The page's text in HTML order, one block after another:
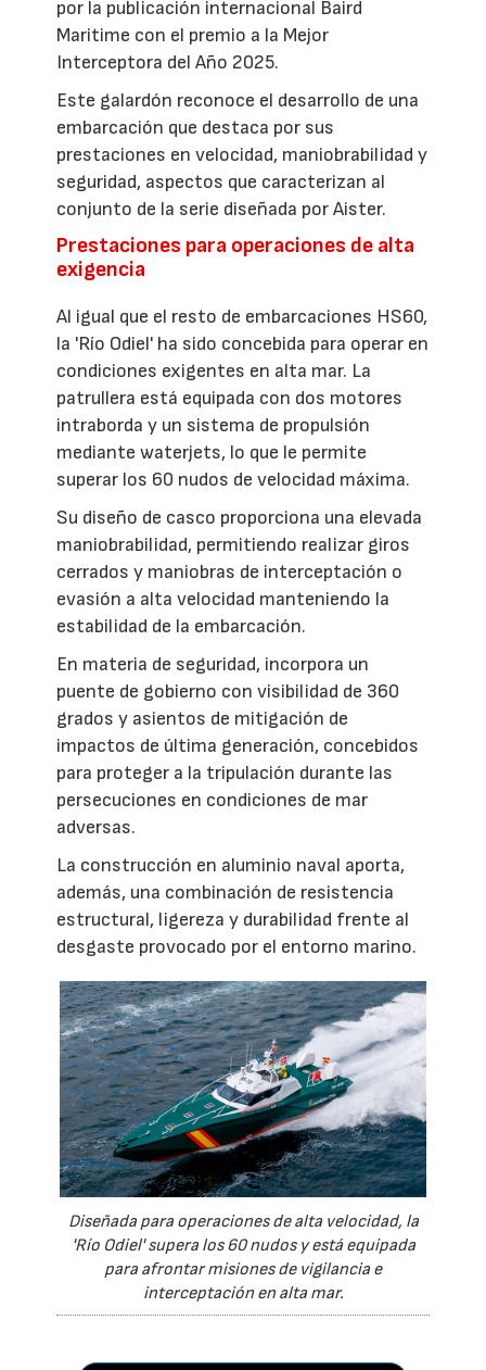
por la publicación internacional Baird
Maritime con el premio a la Mejor
Interceptora del Año 2025.
Este galardón reconoce el desarrollo de una
embarcación que destaca por sus
prestaciones en velocidad, maniobrabilidad y
seguridad, aspectos que caracterizan al
conjunto de la serie diseñada por Aister.
Prestaciones para operaciones de alta
exigencia
Al igual que el resto de embarcaciones HS60,
la 'Río Odiel' ha sido concebida para operar en
condiciones exigentes en alta mar. La
patrullera está equipada con dos motores
intraborda y un sistema de propulsión
mediante waterjets, lo que le permite
superar los 60 nudos de velocidad máxima.
Su diseño de casco proporciona una elevada
maniobrabilidad, permitiendo realizar giros
cerrados y maniobras de interceptación o
evasión a alta velocidad manteniendo la
estabilidad de la embarcación.
En materia de seguridad, incorpora un
puente de gobierno con visibilidad de 360
grados y asientos de mitigación de
impactos de última generación, concebidos
para proteger a la tripulación durante las
persecuciones en condiciones de mar
adversas.
La construcción en aluminio naval aporta,
además, una combinación de resistencia
estructural, ligereza y durabilidad frente al
desgaste provocado por el entorno marino.
Diseñada para operaciones de alta velocidad, la
'Río Odiel' supera los 60 nudos y está equipada
para afrontar misiones de vigilancia e
interceptación en alta mar.